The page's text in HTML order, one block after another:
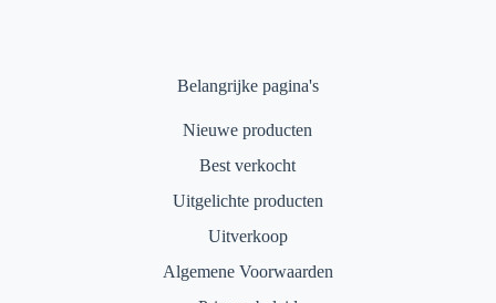
Belangrijke pagina's
Nieuwe producten
Best verkocht
Uitgelichte producten
Uitverkoop
Algemene Voorwaarden